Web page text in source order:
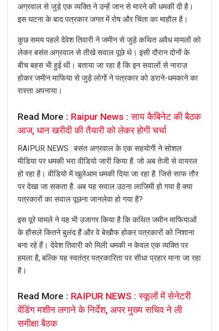
अग्रवाल से जुड़े एक व्यक्ति ने उन्हें जान से मारने की धमकी दी है।
इस घटना के बाद पत्रकार जगत में रोष और चिंता का माहौल है।
कुछ समय पहले देवेश तिवारी ने जमीन से जुड़े कथित अवैध मामलों को
लेकर बसंत अग्रवाल से तीखे सवाल पूछे थे। इसी दौरान दोनों के
बीच बहस भी हुई थी। बताया जा रहा है कि इन सवालों से नाराज़
होकर जमीन माफिया से जुड़े लोगों ने पत्रकार को डराने-धमकाने का
रास्ता अपनाया।
Read More : Raipur News : साय कैबिनेट की बैठक
आज, धान खरीदी की तैयारी को लेकर होगी चर्चा
RAIPUR NEWS : बसंत अग्रवाल के एक सहयोगी ने सोशल
मीडिया पर धमकी भरा वीडियो जारी किया है. जो अब तेजी से वायरल
हो रहा है। वीडियो में खुलेआम धमकी दिया जा रहा है. जिसे साफ तौर
पर देखा जा सकता है. अब यह सवाल उठना लाजिमी हो गया है क्या
पत्रकारों का सवाल पूछना जानलेवा हो गया है?
इस पूरे मामले ने यह भी उजागर किया है कि कथित जमीन माफियाओं
के हौसले कितने बुलंद हैं और वे बेखौफ होकर पत्रकारों को निशाना
बना रहे हैं। देवेश तिवारी को मिली धमकी न केवल एक व्यक्ति पर
हमला है, बल्कि यह स्वतंत्र पत्रकारिता पर सीधा प्रहार माना जा रहा
है।
Read More : RAIPUR NEWS : स्कूलों में सेनेटरी
वेंडिंग मशीन लगाने के निर्देश, अपर मुख्य सचिव ने ली
समीक्षा बैठक